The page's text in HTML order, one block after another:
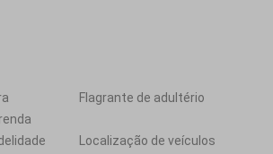
Flagrante de adultério
Localização de veículos